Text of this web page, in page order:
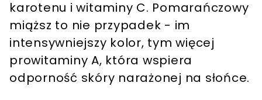
karotenu i witaminy C. Pomarańczowy
miąższ to nie przypadek - im
intensywniejszy kolor, tym więcej
prowitaminy A, która wspiera
odporność skóry narażonej na słońce.